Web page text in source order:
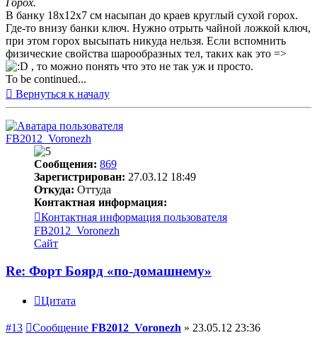
Горох.
В банку 18х12х7 см насыпан до краев круглый сухой горох.
Где-то внизу банки ключ. Нужно отрыть чайной ложкой ключ,
при этом горох высыпать никуда нельзя. Если вспомнить
физические свойства шарообразных тел, таких как это =>
, то можно понять что это не так уж и просто.
To be continued...
Вернуться к началу
FB2012_Voronezh
Сообщения: 869
Зарегистрирован: 27.03.12 18:49
Откуда: Оттуда
Контактная информация:
Контактная информация пользователя
FB2012_Voronezh
Сайт
Re: Форт Боярд «по-домашнему»
Цитата
#13 Сообщение FB2012_Voronezh » 23.05.12 23:36